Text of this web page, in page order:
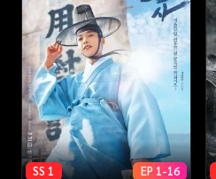
SS 1 EP 1-16